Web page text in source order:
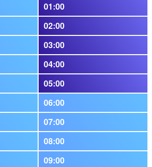
01:00
02:00
03:00
04:00
05:00
06:00
07:00
08:00
09:00